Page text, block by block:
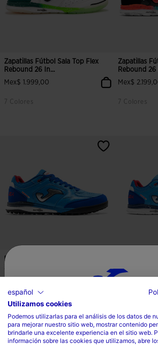
Zapatillas Fútbol Sala Top Flex
Rebound 26 In...
Mex$ 1.999,00
7 Colores
Zapatillas
Rebound 26
Mex$
7 Colores
Botas Fútbol Top Flex Rebound
3 Colores
Rebound 26
Selecciona tu país e
País
español
Utilizamos cookies
Podemos utilizarlas para el análisis de los datos de
para mejorar nuestro sitio web, mostrar contenido
brindarle una excelente experiencia en el sitio web.
información sobre las cookies que utilizamos, abre